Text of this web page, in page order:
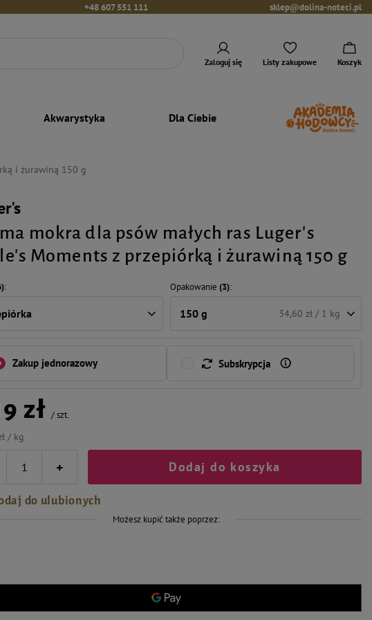
+48 607 551 111 sklep@dolina-noteci.pl
Zaloguj się Listy zakupowe Koszyk
Akwarystyka Dla Ciebie
i żurawiną 150 g
mokra dla psów małych ras Luger's
Moments z przepiórką i żurawiną 150 g
Opakowanie (3)
150 g 34,60 zł / 1 kg
Zakup jednorazowy Subskrypcja
zł /szt.
/ kg
+ Dodaj do koszyka
do ulubionych
Możesz kupić także poprzez: